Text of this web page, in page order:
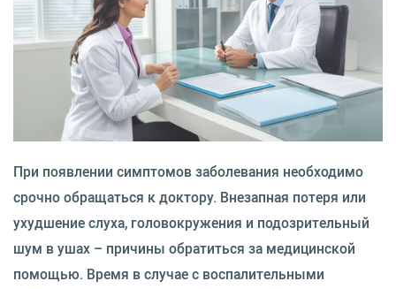
При появлении симптомов заболевания необходимо
срочно обращаться к доктору. Внезапная потеря или
ухудшение слуха, головокружения и подозрительный
шум в ушах – причины обратиться за медицинской
помощью. Время в случае с воспалительными